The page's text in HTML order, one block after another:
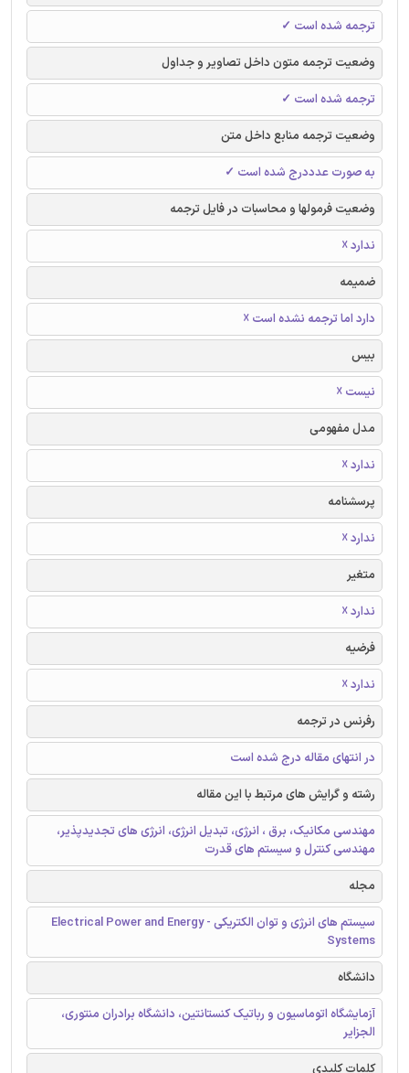
ترجمه شده است ✓
وضعیت ترجمه متون داخل تصاویر و جداول
ترجمه شده است ✓
وضعیت ترجمه منابع داخل متن
به صورت عدددرج شده است ✓
وضعیت فرمولها و محاسبات در فایل ترجمه
ندارد ☓
ضمیمه
دارد اما ترجمه نشده است ☓
بیس
نیست ☓
مدل مفهومی
ندارد ☓
پرسشنامه
ندارد ☓
متغیر
ندارد ☓
فرضیه
ندارد ☓
رفرنس در ترجمه
در انتهای مقاله درج شده است
رشته و گرایش های مرتبط با این مقاله
مهندسی مکانیک، برق ، انرژی، تبدیل انرژی، انرژی های تجدیدپذیر،
مهندسی کنترل و سیستم های قدرت
مجله
سیستم های انرژی و توان الکتریکی - Electrical Power and Energy
Systems
دانشگاه
آزمایشگاه اتوماسیون و رباتیک کنستانتین، دانشگاه برادران منتوری،
الجزایر
کلمات کلیدی